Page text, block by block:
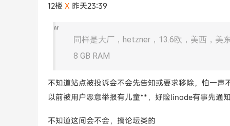
12楼 X​ 昨天23:39
同样是大厂，hetzner，13.6欧，美西，美
8 GB RAM
不知道站点被投诉会不会先告知或要求移除，怕一声
以前被用户恶意举报有儿童**，好险linode有事先通
不知道这间会不会，搞论坛类的